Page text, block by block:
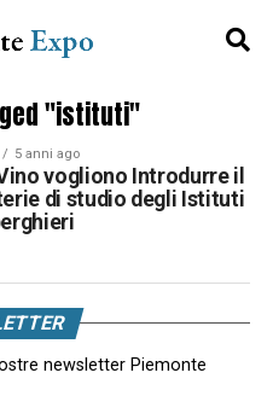
"istituti"
5 anni ago
vogliono Introdurre il
di studio degli Istituti
newsletter Piemonte